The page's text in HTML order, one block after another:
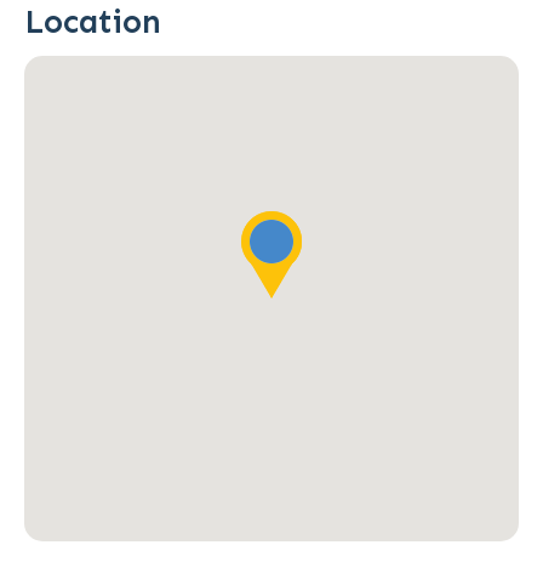
Location